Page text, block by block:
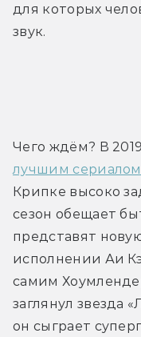
для которых
звук.
лучшим сериалом
Крипке высоко
сезон обещает
представят
исполнении Аи
самим
заглянул
он сыграет